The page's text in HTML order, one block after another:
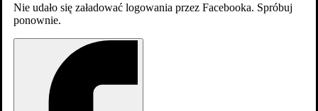
Nie udało się załadować logowania przez Facebooka. Spróbuj
ponownie.